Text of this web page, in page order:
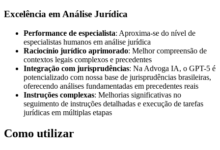
Excelência em Análise Jurídica
Performance de especialista: Aproxima-se do nível de
especialistas humanos em análise jurídica
Raciocínio jurídico aprimorado: Melhor compreensão de
contextos legais complexos e precedentes
Integração com jurisprudências: Na Advoga IA, o GPT-5 é
potencializado com nossa base de jurisprudências brasileiras,
oferecendo análises fundamentadas em precedentes reais
Instruções complexas: Melhorias significativas no
seguimento de instruções detalhadas e execução de tarefas
jurídicas em múltiplas etapas
Como utilizar